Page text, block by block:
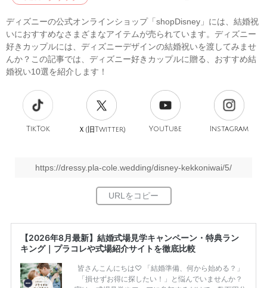
ディズニーの公式オンラインショップ「shopDisney」には、結婚祝
いにおすすめなさまざまなアイテムが売られています。ディズニー
好きカップルには、ディズニーデザインの結婚祝いを渡してみませ
んか？この記事では、ディズニー好きカップルに贈る、おすすめ結
婚祝い10選を紹介します！
TikTok Ｘ(旧Twitter) YouTube Instagram
https://dressy.pla-cole.wedding/disney-kekkoniwai/5/
【2026年8月最新】結婚式場見学キャンペーン・特典ラン
キング｜プラコレや式場紹介サイトを徹底比較
皆さんこんにちは♡ 「結婚準備、何から始める？」
「損せずお得に探したい！」と悩んでいませんか？